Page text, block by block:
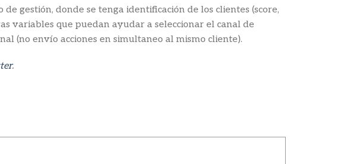
gestión, donde se tenga identificación de los clientes (score,
variables que puedan ayudar a seleccionar el canal de
(no envío acciones en simultaneo al mismo cliente).
.